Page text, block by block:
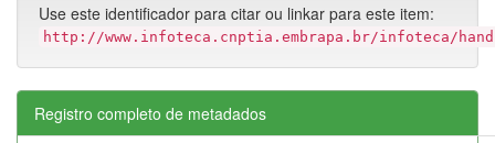
Use este identificador para citar ou linkar para este item:
http://www.infoteca.cnptia.embrapa.br/infoteca/
Registro completo de metadados